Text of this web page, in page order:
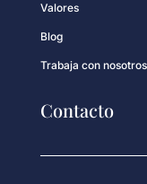
Valores
Blog
Trabaja con nosotros
Contacto